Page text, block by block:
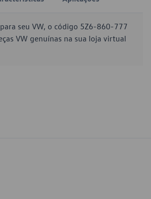
seu VW, o código 5Z6-860-777
VW genuínas na sua loja virtual